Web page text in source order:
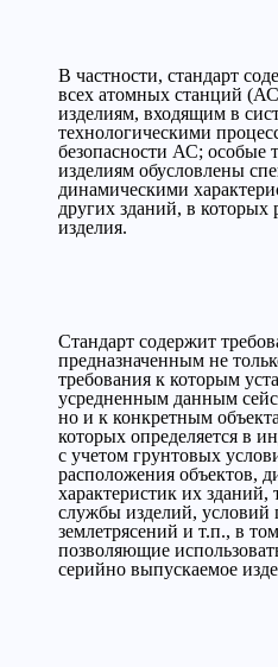
В частности, стандарт
всех атомных станций
изделиям, входящим в
технологическими
безопасности АС; особые
изделиям обусловлены
динамическими
других зданий, в которых
изделия.
Стандарт содержит
предназначенным не
требования к которым
усредненным данным
но и к конкретным
которых определяется в
с учетом грунтовых
расположения объектов,
характеристик их зданий,
службы изделий, условий
землетрясений и т.п., в
позволяющие
серийно выпускаемое